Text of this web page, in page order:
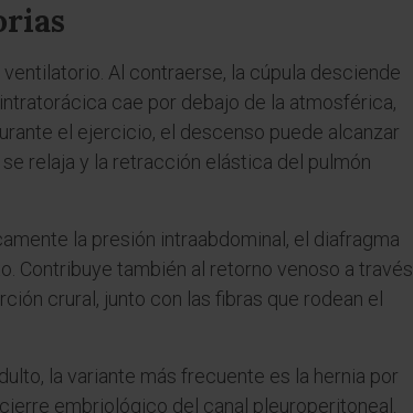
Al contraerse, la cúpula desciende
cae por debajo de la atmosférica,
el ejercicio, el descenso puede alcanzar
relaja y la retracción elástica del pulmón
la presión intraabdominal, el diafragma
Contribuye también al retorno venoso a través
crural, junto con las fibras que rodean el
la variante más frecuente es la hernia por
embriológico del canal pleuroperitoneal.